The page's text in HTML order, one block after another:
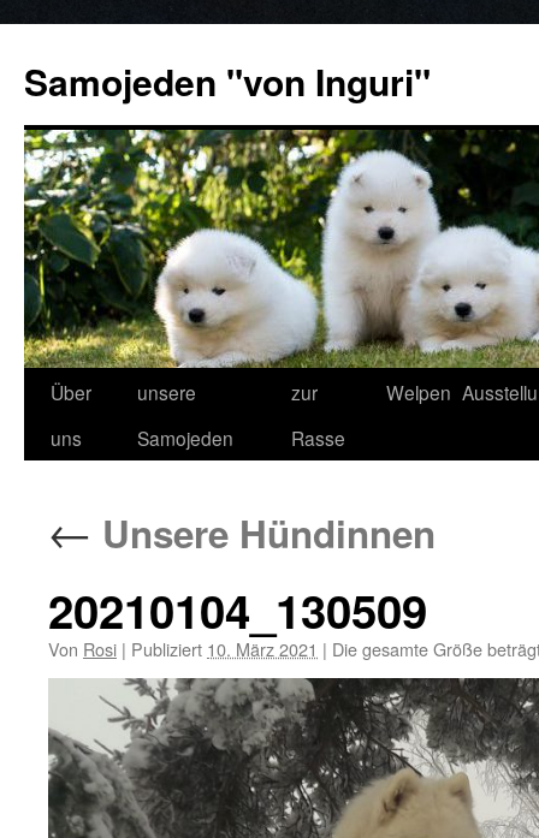
Samojeden "von Inguri"
Über
uns
unsere
Samojeden
zur
Rasse
Welpen
← Unsere Hündinnen
20210104_130509
Von Rosi | Publiziert 10. März 2021 | Die gesamte Größe